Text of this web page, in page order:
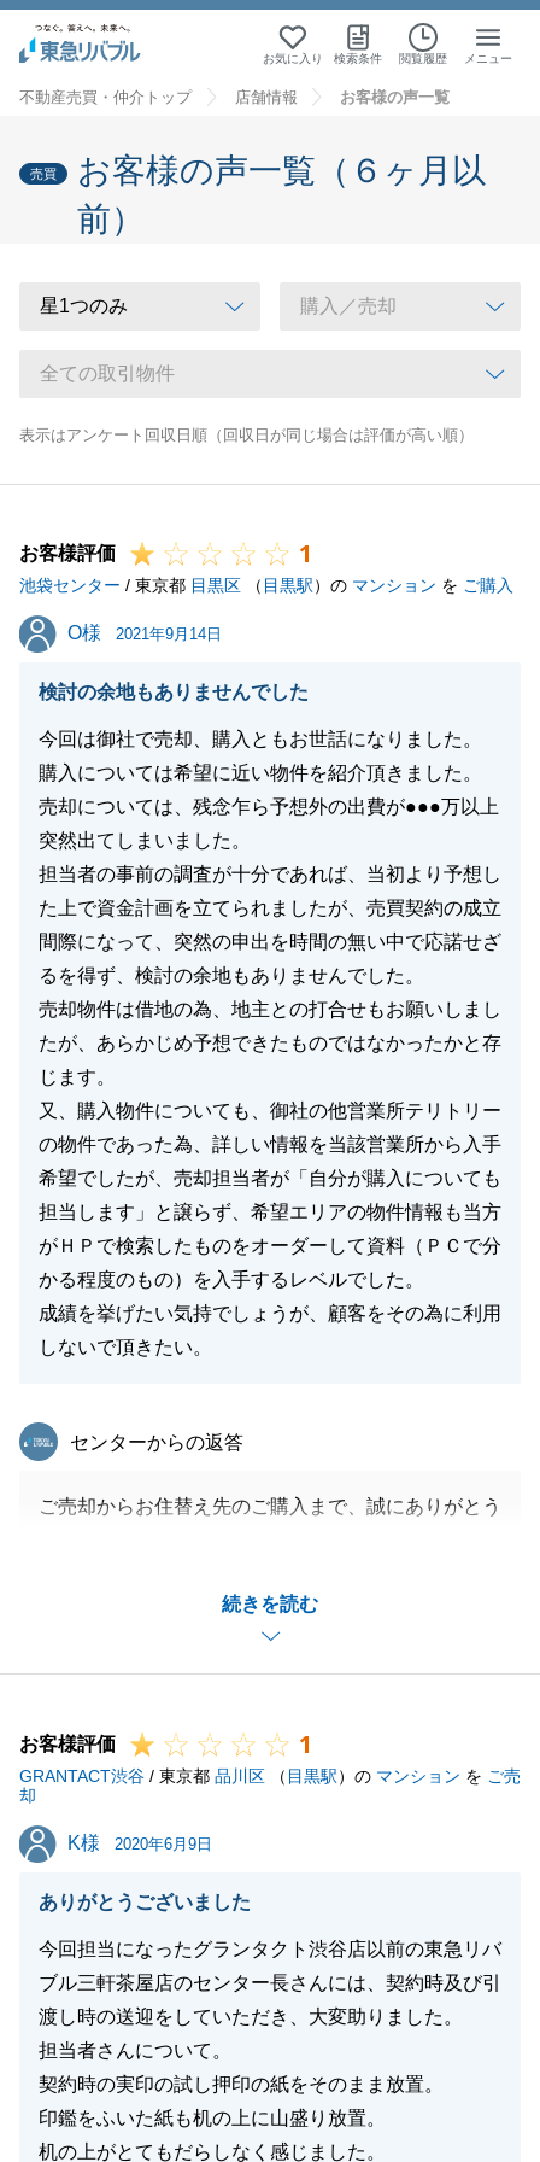
お気に入り 検索条件 閲覧履歴 メニュー
不動産売買・仲介トップ 店舗情報 お客様の声一覧
売買
お客様の声一覧（６ヶ月以
前）
表示はアンケート回収日順（回収日が同じ場合は評価が高い順）
お客様評価 1
池袋センター / 東京都 目黒区 （ 目黒駅）の マンション を ご購入
O様
O様 2021年9月14日
検討の余地もありませんでした
今回は御社で売却、購入ともお世話になりました。
購入については希望に近い物件を紹介頂きました。
売却については、残念乍ら予想外の出費が●●●万以上
突然出てしまいました。
担当者の事前の調査が十分であれば、当初より予想し
た上で資金計画を立てられましたが、売買契約の成立
間際になって、突然の申出を時間の無い中で応諾せざ
るを得ず、検討の余地もありませんでした。
売却物件は借地の為、地主との打合せもお願いしまし
たが、あらかじめ予想できたものではなかったかと存
じます。
又、購入物件についても、御社の他営業所テリトリー
の物件であった為、詳しい情報を当該営業所から入手
希望でしたが、売却担当者が「自分が購入についても
担当します」と譲らず、希望エリアの物件情報も当方
がＨＰで検索したものをオーダーして資料（ＰＣで分
かる程度のもの）を入手するレベルでした。
成績を挙げたい気持でしょうが、顧客をその為に利用
しないで頂きたい。
続きを読む
東急リバブル
センターからの返答
ご売却からお住替え先のご購入まで、誠にありがとう
からの要望事項があり、ご迷惑をおかけしてしまい、
深くお詫び申し上げます。
ご自宅の買主様へのお引渡しから、ご新居のお引渡し
た。
H様にはご不満の残るお取引となってしまい、誠に申
閉じる
お客様評価 1
GRANTACT渋谷 / 東京都 品川区 （ 目黒駅）の マンション を ご売
却
K様
K様 2020年6月9日
ありがとうございました
今回担当になったグランタクト渋谷店以前の東急リバ
ブル三軒茶屋店のセンター長さんには、契約時及び引
渡し時の送迎をしていただき、大変助りました。
担当者さんについて。
契約時の実印の試し押印の紙をそのまま放置。
印鑑をふいた紙も机の上に山盛り放置。
机の上がとてもだらしなく感じました。